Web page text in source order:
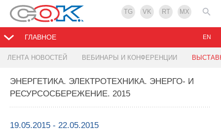
TG VK RT MX
ГЛАВНОЕ
ЛЕНТА НОВОСТЕЙ ВЕБИНАРЫ И КОНФЕРЕНЦИИ
EN
ЭНЕРГЕТИКА. ЭЛЕКТРОТЕХНИКА. ЭНЕРГО- И
РЕСУРСОСБЕРЕЖЕНИЕ. 2015
19.05.2015 - 22.05.2015